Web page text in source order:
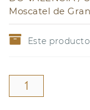
Moscatel de
Este